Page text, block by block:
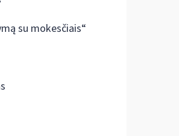
su mokesčiais“